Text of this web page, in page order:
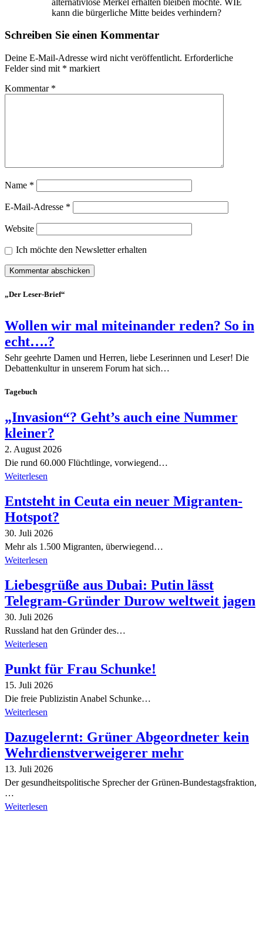
kann die bürgerliche Mitte beides verhindern?
Schreiben Sie einen Kommentar
Deine E-Mail-Adresse wird nicht veröffentlicht. Erforderliche
Felder sind mit * markiert
Kommentar *
Name *
E-Mail-Adresse *
Website
Ich möchte den Newsletter erhalten
„Der Leser-Brief“
Wollen wir mal miteinander reden? So in
echt….?
Sehr geehrte Damen und Herren, liebe Leserinnen und Leser! Die
Debattenkultur in unserem Forum hat sich…
Tagebuch
„Invasion“? Geht’s auch eine Nummer
kleiner?
2. August 2026
Die rund 60.000 Flüchtlinge, vorwiegend…
Weiterlesen
Entsteht in Ceuta ein neuer Migranten-
Hotspot?
30. Juli 2026
Mehr als 1.500 Migranten, überwiegend…
Weiterlesen
Liebesgrüße aus Dubai: Putin lässt
Telegram-Gründer Durow weltweit jagen
30. Juli 2026
Russland hat den Gründer des…
Weiterlesen
Punkt für Frau Schunke!
15. Juli 2026
Die freie Publizistin Anabel Schunke…
Weiterlesen
Dazugelernt: Grüner Abgeordneter kein
Wehrdienstverweigerer mehr
13. Juli 2026
Der gesundheitspolitische Sprecher der Grünen-Bundestagsfraktion,
…
Weiterlesen